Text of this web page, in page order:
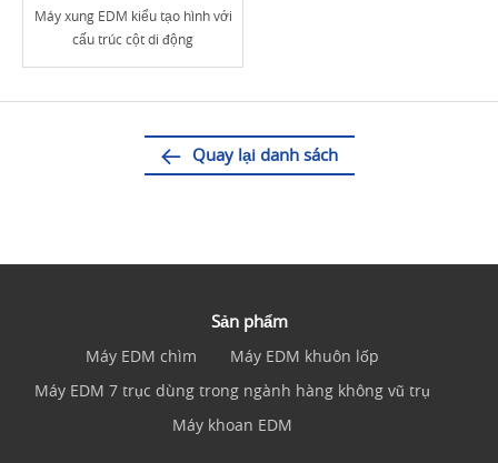
Máy xung EDM kiểu tạo hình với
cấu trúc cột di động
Quay lại danh sách
Sản phẩm
Máy EDM chìm
Máy EDM khuôn lốp
Máy EDM 7 trục dùng trong ngành hàng không vũ trụ
Máy khoan EDM